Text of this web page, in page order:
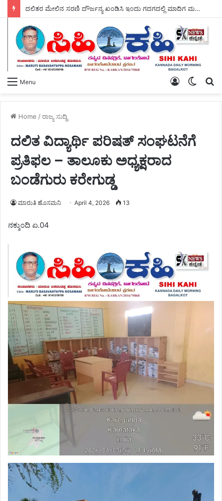
ದಲಿತರ ಮೇಲಿನ ಸರಣಿ ದೌರ್ಜನ್ಯ ಖಂಡಿಸಿ ಇಂದು ಗದಗದಲ್ಲಿ ಮಾದಿಗ ಮಹಾ ಸಭಾದ ವತಿಯಿಂದ – ಬೃಹತ್ ಪ್ರತಿಭಟನೆ.
Menu
Switch
Log
Home /ರಾಜ್ಯ ಸುದ್ದಿ
ದಲಿತ ವಿದ್ಯಾರ್ಥಿ ಪರಿಷತ್ ಸಂಘಟನೆಗೆ
ಪ್ರತಿಫಲ – ತಾಲೂಕು ಅಧ್ಯಕ್ಷರಾದ
ಬಂಡೆಗುರು ಕರೇಗುಡ್ಡ
ಮಾರುತಿ ಹೊಸಮನಿ April 4, 2026 13
ನಕ್ಕುಂದಿ ಏ.04